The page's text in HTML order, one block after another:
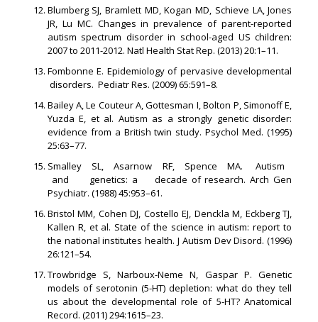
Blumberg SJ, Bramlett MD, Kogan MD, Schieve LA, Jones
JR, Lu MC. Changes in prevalence of parent-reported
autism spectrum disorder in school-aged US children:
2007 to 2011-2012. Natl Health Stat Rep. (2013) 20:1–11.
Fombonne E. Epidemiology of pervasive developmental
disorders. Pediatr Res. (2009) 65:591–8.
Bailey A, Le Couteur A, Gottesman I, Bolton P, Simonoff E,
Yuzda E, et al. Autism as a strongly genetic disorder:
evidence from a British twin study. Psychol Med. (1995)
25:63–77.
Smalley SL, Asarnow RF, Spence MA. Autism
and genetics: a decade of research. Arch Gen
Psychiatr. (1988) 45:953–61.
Bristol MM, Cohen DJ, Costello EJ, Denckla M, Eckberg TJ,
Kallen R, et al. State of the science in autism: report to
the national institutes health. J Autism Dev Disord. (1996)
26:121–54.
Trowbridge S, Narboux-Neme N, Gaspar P. Genetic
models of serotonin (5-HT) depletion: what do they tell
us about the developmental role of 5-HT? Anatomical
Record. (2011) 294:1615–23.